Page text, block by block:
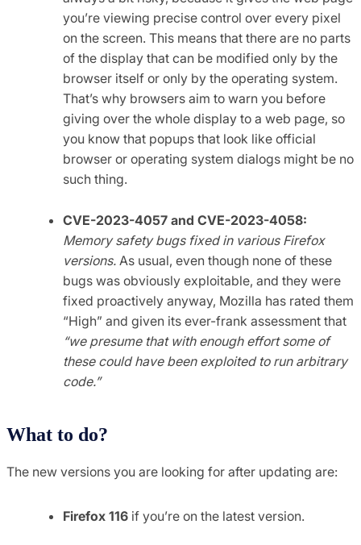
you’re viewing precise control over every pixel
on the screen. This means that there are no parts
of the display that can be modified only by the
browser itself or only by the operating system.
That’s why browsers aim to warn you before
giving over the whole display to a web page, so
you know that popups that look like official
browser or operating system dialogs might be no
such thing.
CVE-2023-4057 and CVE-2023-4058:
Memory safety bugs fixed in various Firefox
versions. As usual, even though none of these
bugs was obviously exploitable, and they were
fixed proactively anyway, Mozilla has rated them
“High” and given its ever-frank assessment that
“we presume that with enough effort some of
these could have been exploited to run arbitrary
code.”
What to do?
The new versions you are looking for after updating are:
Firefox 116 if you’re on the latest version.